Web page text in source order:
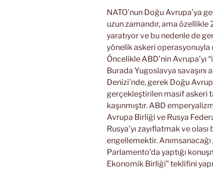
NATO’nun Doğu Avrupa’ya
uzun zamandır, ama
yaratıyor ve bu nedenle de
yönelik askeri operasyonuyla
Öncelikle ABD’nin Avrupa’yı
Burada Yugoslavya savaşını
Denizi’nde, gerek Doğu
gerçekleştirilen masif askeri
kaşınmıştır. ABD
Avrupa Birliği ve Rusya
Rusya’yı zayıflatmak ve
engellemektir.
Parlamento’da yaptığı
Ekonomik Birliği” teklifini